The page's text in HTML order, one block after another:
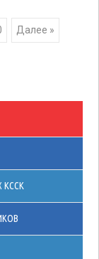
Далее »
КССК